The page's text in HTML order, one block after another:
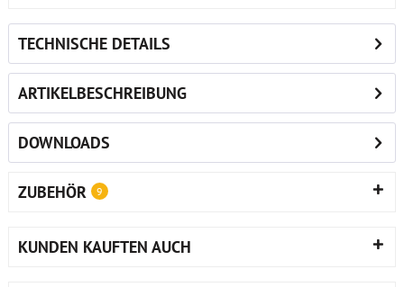
TECHNISCHE DETAILS
ARTIKELBESCHREIBUNG
DOWNLOADS
ZUBEHÖR 9
KUNDEN KAUFTEN AUCH